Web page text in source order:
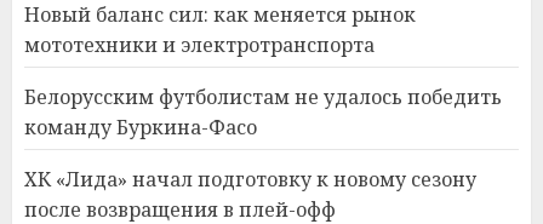
Новый баланс сил: как меняется рынок
мототехники и электротранспорта
Белорусским футболистам не удалось победить
команду Буркина-Фасо
ХК «Лида» начал подготовку к новому сезону
после возвращения в плей-офф